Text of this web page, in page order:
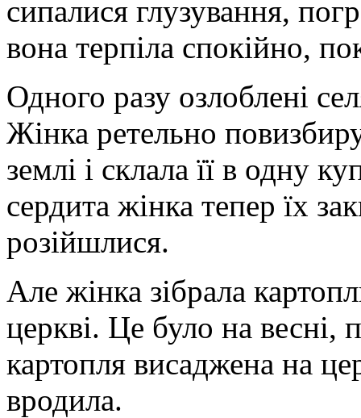
сипалися глузування,
вона терпіла спокійно,
Одного разу озлоблені
Жінка ретельно
землі і склала її в одну
сердита жінка тепер їх
розійшлися.
Але жінка зібрала
церкві. Це було на весні,
картопля висаджена на
вродила.